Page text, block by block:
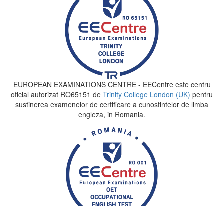
EUROPEAN EXAMINATIONS CENTRE - EECentre este centru
oficial autorizat RO65151 de Trinity College London (UK) pentru
sustinerea examenelor de certificare a cunostintelor de limba
engleza, in Romania.